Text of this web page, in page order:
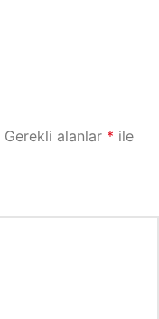
Gerekli alanlar * ile